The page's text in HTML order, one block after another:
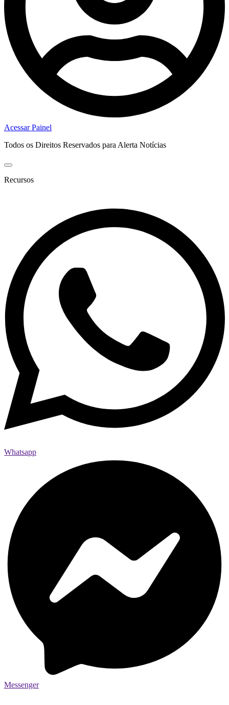
Acessar Painel
Todos os Direitos Reservados para Alerta Notícias
Recursos
Whatsapp
Messenger